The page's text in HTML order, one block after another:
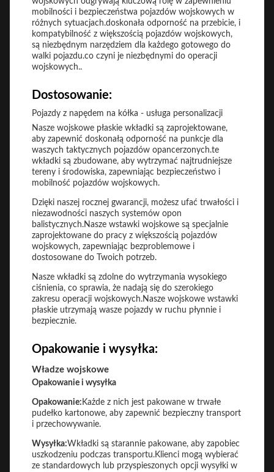
mobilności i bezpieczeństwa pojazdów wojskowych w
różnych sytuacjach.doskonała odporność na przebicie, i
kompatybilność z większością pojazdów wojskowych,
są niezbędnym narzędziem dla każdego gotowego do
walki pojazdu.co czyni je niezbędnymi do operacji
wojskowych..
Dostosowanie:
Pojazdy z napędem na kółka - usługa personalizacji
Nasze wojskowe płaskie wkładki są zaprojektowane,
aby zapewnić doskonałą odporność na punkcje dla
waszych taktycznych pojazdów opancerzonych.te
wkładki są zbudowane, aby wytrzymać najtrudniejsze
tereny i środowiska, zapewniając bezpieczeństwo i
mobilność pojazdów wojskowych.
Dzięki naszej rocznej gwarancji, możesz ufać trwałości i
niezawodności naszych systemów opon
balistycznych.Nasze wstawki wojskowe są specjalnie
zaprojektowane do pracy z większością pojazdów
wojskowych, zapewniając bezproblemowe i
dostosowane do Twoich potrzeb.
Nasze wkładki są zdolne do wytrzymania wysokiego
ciśnienia, co sprawia, że nadają się do szerokiego
zakresu operacji wojskowych.Nasze wojskowe wstawki
płaskie utrzymają wasze pojazdy w ruchu płynnie i
bezpiecznie.
Opakowanie i wysyłka:
Władze wojskowe
Opakowanie i wysyłka
Opakowanie: Każde z nich jest pakowane w trwałe
pudełko kartonowe, aby zapewnić bezpieczny transport
i przechowywanie.
Wysyłka:Wkładki są starannie pakowane, aby zapobiec
uszkodzeniu podczas transportu.Klienci mogą wybierać
ze standardowych lub przyspieszonych opcji wysyłki w